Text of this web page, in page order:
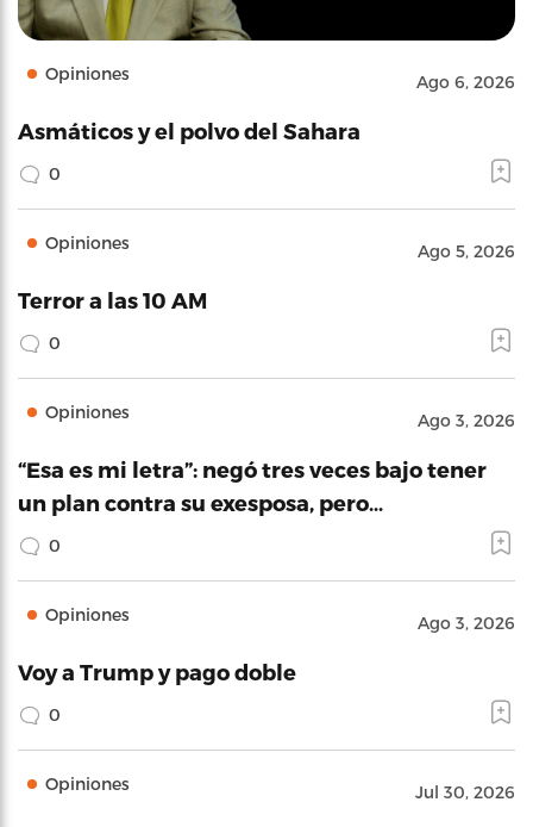
Opiniones Ago 6, 2026
Asmáticos y el polvo del Sahara
0
Opiniones Ago 5, 2026
Terror a las 10 AM
0
Opiniones Ago 3, 2026
“Esa es mi letra”: negó tres veces bajo tener
un plan contra su exesposa, pero…
0
Opiniones Ago 3, 2026
Voy a Trump y pago doble
0
Opiniones Jul 30, 2026